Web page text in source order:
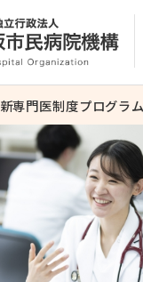
新専門医制度プログラム